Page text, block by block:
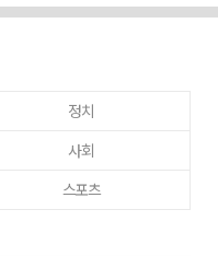
정치
사회
스포츠